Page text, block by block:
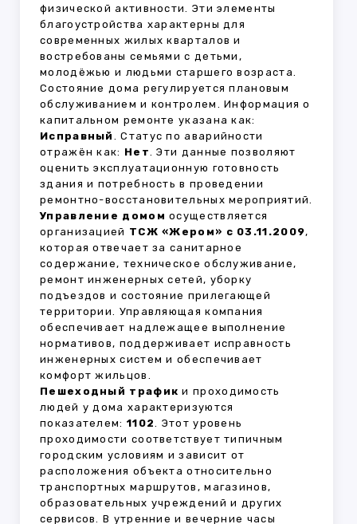
физической активности. Эти элементы
благоустройства характерны для
современных жилых кварталов и
востребованы семьями с детьми,
молодёжью и людьми старшего возраста.
Состояние дома регулируется плановым
обслуживанием и контролем. Информация о
капитальном ремонте указана как:
Исправный . Статус по аварийности
отражён как: Нет. Эти данные позволяют
оценить эксплуатационную готовность
здания и потребность в проведении
ремонтно-восстановительных мероприятий.
Управление домом осуществляется
организацией ТСЖ «Жером» с 03.11.2009,
которая отвечает за санитарное
содержание, техническое обслуживание,
ремонт инженерных сетей, уборку
подъездов и состояние прилегающей
территории. Управляющая компания
обеспечивает надлежащее выполнение
нормативов, поддерживает исправность
инженерных систем и обеспечивает
комфорт жильцов.
Пешеходный трафик и проходимость
людей у дома характеризуются
показателем: 1102. Этот уровень
проходимости соответствует типичным
городским условиям и зависит от
расположения объекта относительно
транспортных маршрутов, магазинов,
образовательных учреждений и других
сервисов. В утренние и вечерние часы